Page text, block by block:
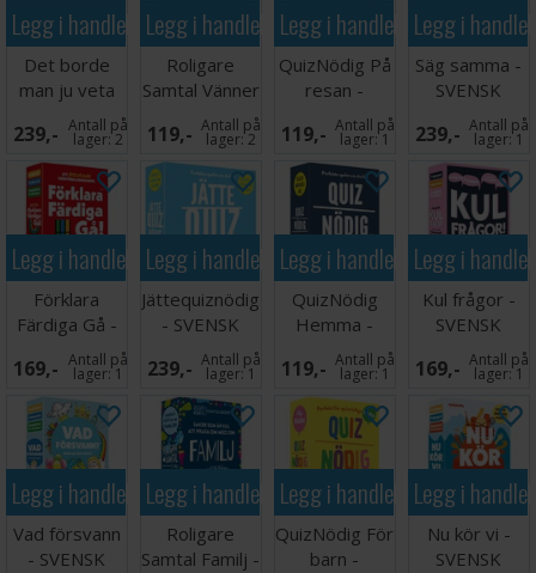
Legg i handlekurven
Det borde
man ju veta
Tre saker -
SVENSK
239,- Antall på
lager:2
Legg i handlekurven
Roligare
Samtal Vänner
- SVENSK
119,- Antall på
lager:2
Legg i handlekurven
QuizNödig På
resan -
SVENSK
119,- Antall på
lager:1
Legg i
Säg samma -
SVENSK
239,- Antall på
lager:1
Legg i handlekurven
Förklara
Färdiga Gå -
SVENSK
169,- Antall på
lager:1
Legg i handlekurven
Jättequiznödig
- SVENSK
239,- Antall på
lager:1
Legg i handlekurven
QuizNödig
Hemma -
SVENSK
119,- Antall på
lager:1
Legg i
Kul frågor -
SVENSK
169,- Antall på
lager:1
Legg i handlekurven
Vad försvann
- SVENSK
Legg i handlekurven
Roligare
Samtal Familj -
Legg i handlekurven
QuizNödig För
barn -
Legg i
Nu kör vi -
SVENSK